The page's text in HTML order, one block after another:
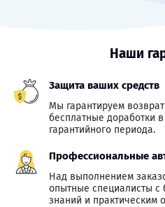
Наши
Защита ваших средств
Мы гарантируем
бесплатные доработки
гарантийного периода.
Профессиональные
Над выполнением
опытные специалисты с
знаний и практическим